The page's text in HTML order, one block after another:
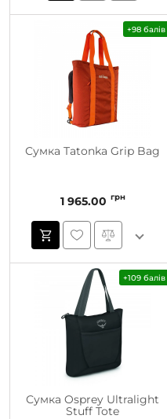
+98 балів
Сумка Tatonka Grip Bag
1 965.00 грн
+109 балів
Сумка Osprey Ultralight
Stuff Tote